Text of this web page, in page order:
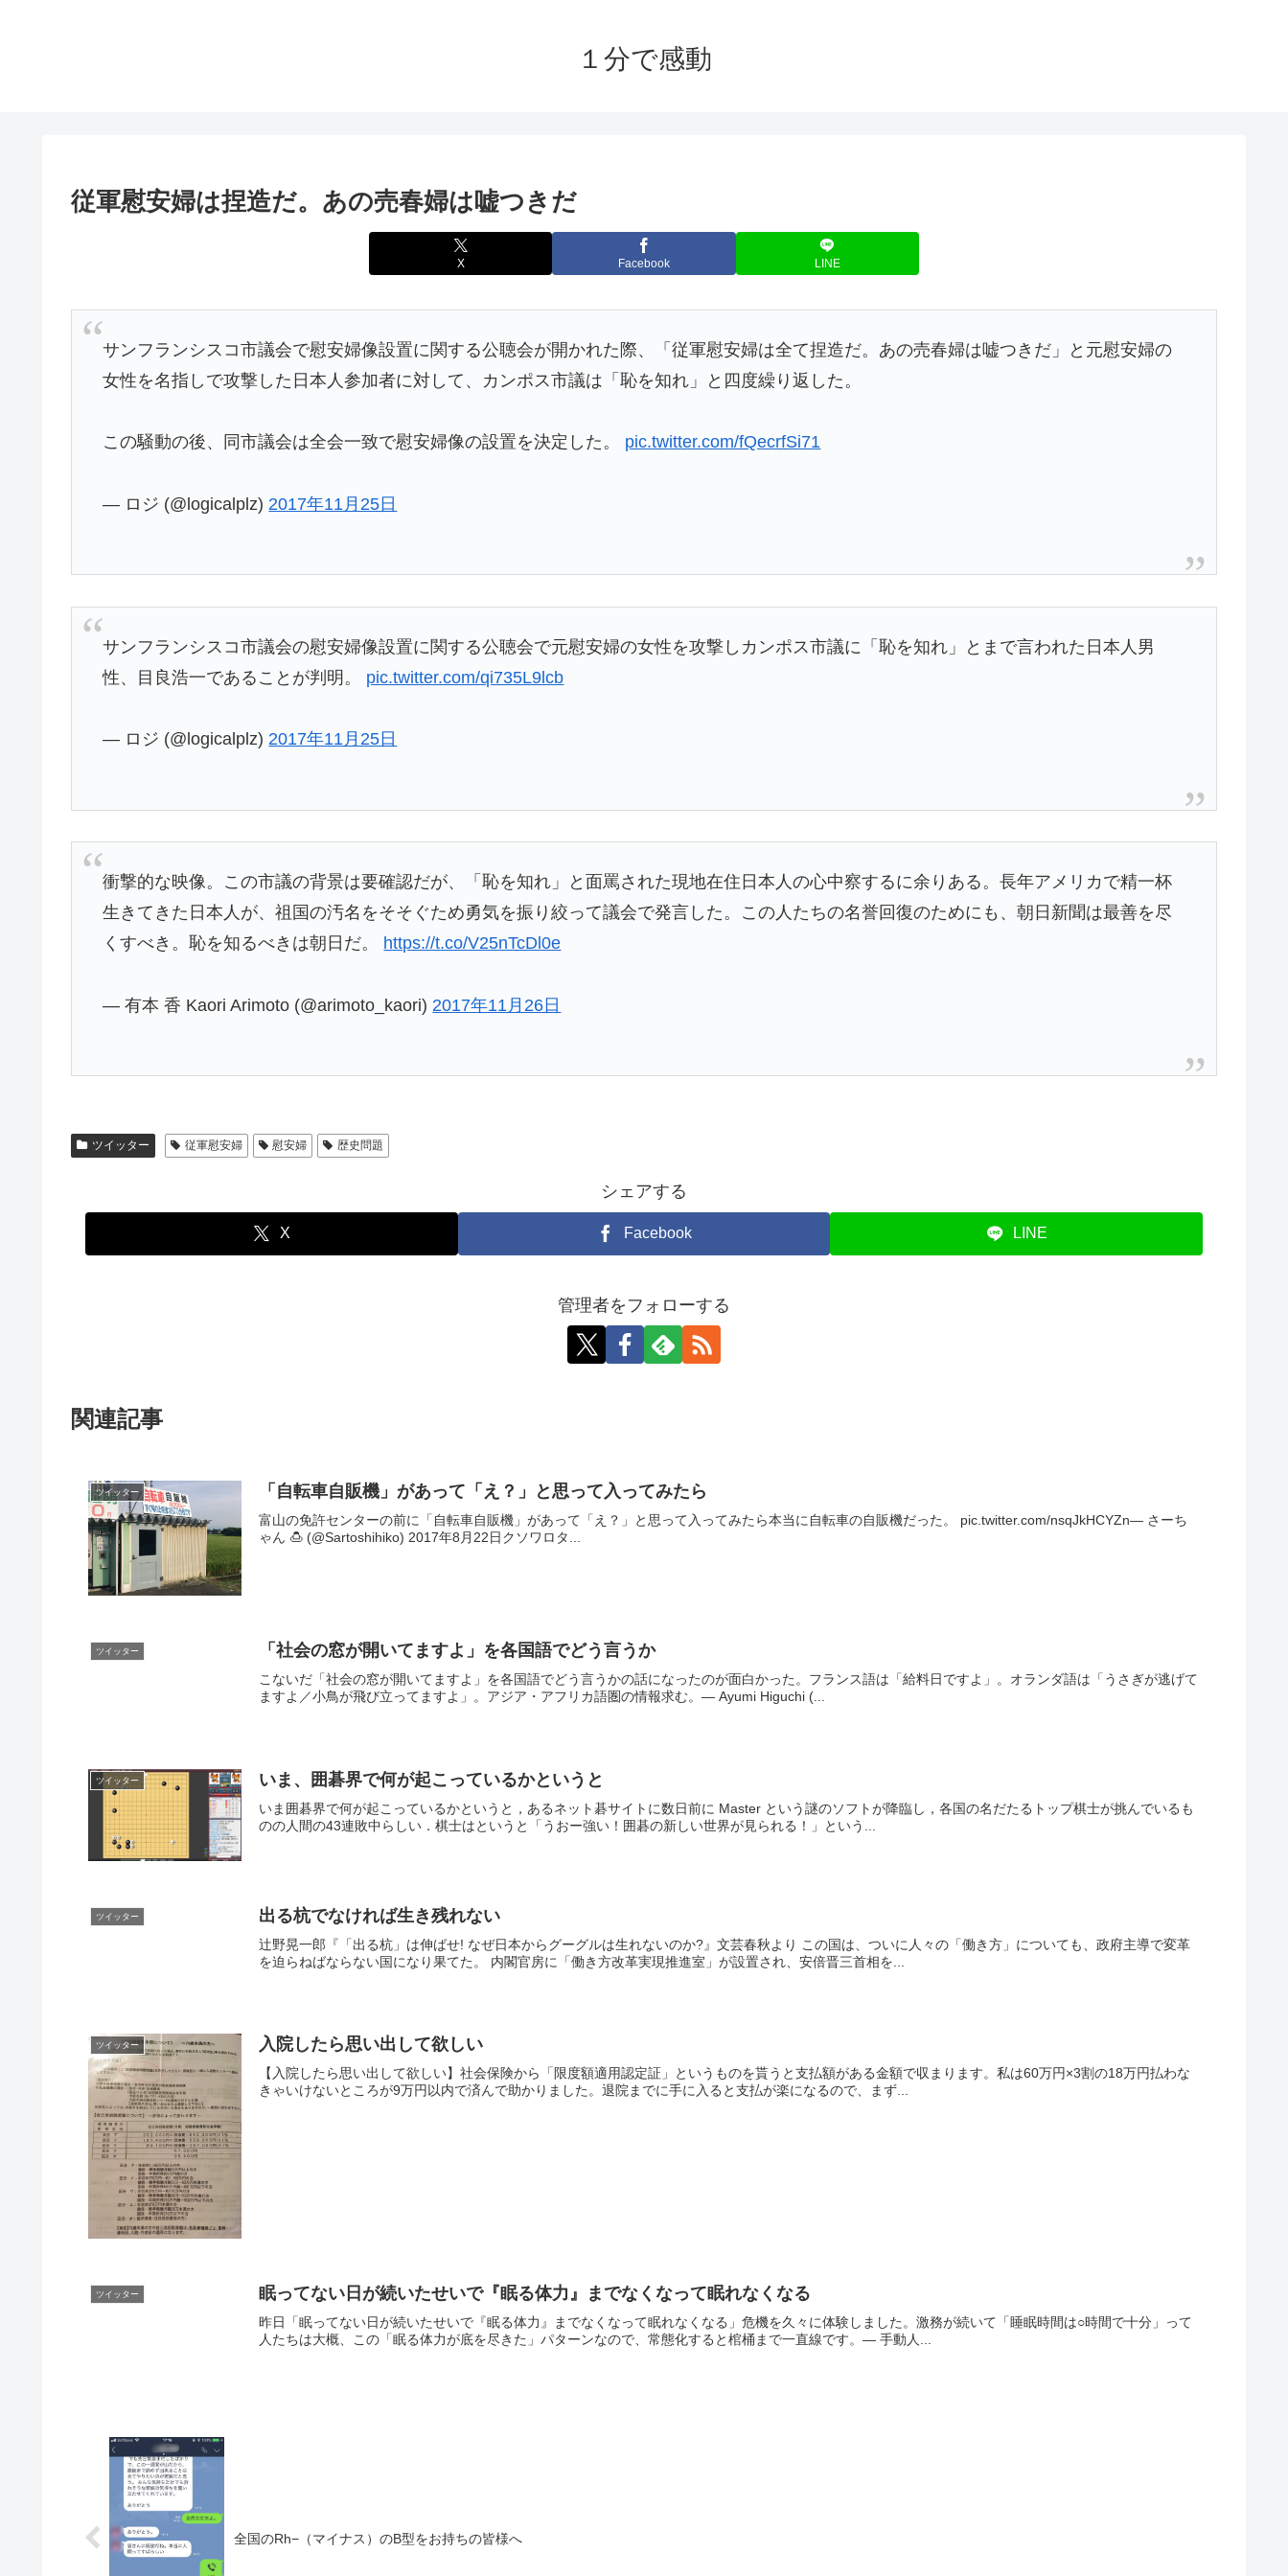
１分で感動
従軍慰安婦は捏造だ。あの売春婦は嘘つきだ
X Facebook LINE
サンフランシスコ市議会で慰安婦像設置に関する公聴会が開かれた際、「従軍慰安婦は全て捏造だ。あの売春婦は嘘つきだ」と元慰安婦の
女性を名指しで攻撃した日本人参加者に対して、カンポス市議は「恥を知れ」と四度繰り返した。
この騒動の後、同市議会は全会一致で慰安婦像の設置を決定した。 pic.twitter.com/fQecrfSi71
— ロジ (@logicalplz) 2017年11月25日
サンフランシスコ市議会の慰安婦像設置に関する公聴会で元慰安婦の女性を攻撃しカンポス市議に「恥を知れ」とまで言われた日本人男
性、目良浩一であることが判明。 pic.twitter.com/qi735L9lcb
— ロジ (@logicalplz) 2017年11月25日
衝撃的な映像。この市議の背景は要確認だが、「恥を知れ」と面罵された現地在住日本人の心中察するに余りある。長年アメリカで精一杯
生きてきた日本人が、祖国の汚名をそそぐため勇気を振り絞って議会で発言した。この人たちの名誉回復のためにも、朝日新聞は最善を尽
くすべき。恥を知るべきは朝日だ。 https://t.co/V25nTcDl0e
— 有本 香 Kaori Arimoto (@arimoto_kaori) 2017年11月26日
ツイッター 従軍慰安婦 慰安婦 歴史問題
シェアする
X Facebook LINE
管理者をフォローする
関連記事
ツイッター 「自転車自販機」があって「え？」と思って入ってみたら
富山の免許センターの前に「自転車自販機」があって「え？」と思って入ってみたら本当に自転車の自販機だった。 pic.twitter.com/nsqJkHCYZn— さーち
ゃん 🍮 (@Sartoshihiko) 2017年8月22日クソワロタ...
ツイッター 「社会の窓が開いてますよ」を各国語でどう言うか
こないだ「社会の窓が開いてますよ」を各国語でどう言うかの話になったのが面白かった。フランス語は「給料日ですよ」。オランダ語は「うさぎが逃げて
ますよ／小鳥が飛び立ってますよ」。アジア・アフリカ語圏の情報求む。— Ayumi Higuchi (...
ツイッター いま、囲碁界で何が起こっているかというと
いま囲碁界で何が起こっているかというと，あるネット碁サイトに数日前に Master という謎のソフトが降臨し，各国の名だたるトップ棋士が挑んでいるも
のの人間の43連敗中らしい．棋士はというと「うおー強い！囲碁の新しい世界が見られる！」という...
ツイッター 出る杭でなければ生き残れない
辻野晃一郎『「出る杭」は伸ばせ! なぜ日本からグーグルは生れないのか?』文芸春秋より この国は、ついに人々の「働き方」についても、政府主導で変革
を迫らねばならない国になり果てた。 内閣官房に「働き方改革実現推進室」が設置され、安倍晋三首相を...
ツイッター 入院したら思い出して欲しい
【入院したら思い出して欲しい】社会保険から「限度額適用認定証」というものを貰うと支払額がある金額で収まります。私は60万円×3割の18万円払わな
きゃいけないところが9万円以内で済んで助かりました。退院までに手に入ると支払が楽になるので、まず...
ツイッター 眠ってない日が続いたせいで『眠る体力』までなくなって眠れなくなる
昨日「眠ってない日が続いたせいで『眠る体力』までなくなって眠れなくなる」危機を久々に体験しました。激務が続いて「睡眠時間は○時間で十分」って
人たちは大概、この「眠る体力が底を尽きた」パターンなので、常態化すると棺桶まで一直線です。— 手動人...
全国のRh−（マイナス）のB型をお持ちの皆様へ